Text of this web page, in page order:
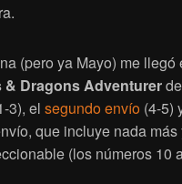
(pero ya Mayo) me llegó
& Dragons Adventurerde
3), el segundo envío (4-5)
que incluye nada
(los números 10